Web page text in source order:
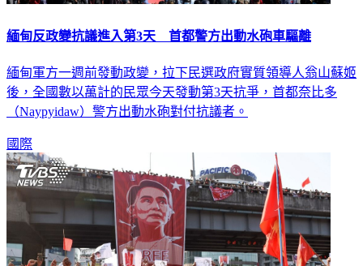
緬甸反政變抗議進入第3天 首都警方出動水砲車驅離
緬甸軍方一週前發動政變，拉下民選政府實質領導人翁山蘇姬
後，全國數以萬計的民眾今天發動第3天抗爭，首都奈比多
（Naypyidaw）警方出動水砲對付抗議者。
國際